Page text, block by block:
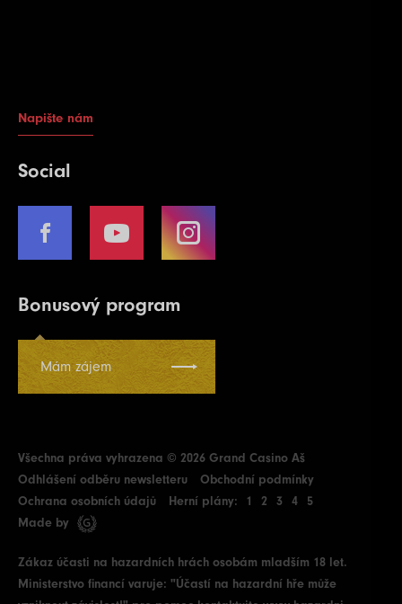
Napište nám
Social
Bonusový program
Mám zájem
Všechna práva vyhrazena © 2026 Grand Casino Aš
Odhlášení odběru newsletteru
Obchodní podmínky
Ochrana osobních údajů
Herní plány: 1 2 3 4
5
Made by
Zákaz účasti na hazardních hrách osobám mladším 18 let.
Ministerstvo financí varuje: "Účastí na hazardní hře může